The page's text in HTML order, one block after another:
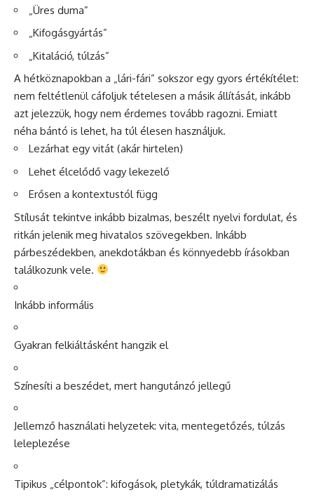
„Üres duma”
„Kifogásgyártás”
„Kitaláció, túlzás”
A hétköznapokban a „lári-fári” sokszor egy gyors értékítélet:
nem feltétlenül cáfoljuk tételesen a másik állítását, inkább
azt jelezzük, hogy nem érdemes tovább ragozni. Emiatt
néha bántó is lehet, ha túl élesen használjuk.
Lezárhat egy vitát (akár hirtelen)
Lehet élcelődő vagy lekezelő
Erősen a kontextustól függ
Stílusát tekintve inkább bizalmas, beszélt nyelvi fordulat, és
ritkán jelenik meg hivatalos szövegekben. Inkább
párbeszédekben, anekdotákban és könnyedebb írásokban
találkozunk vele.
Inkább informális
Gyakran felkiáltásként hangzik el
Színesíti a beszédet, mert hangutánzó jellegű
Jellemző használati helyzetek: vita, mentegetőzés, túlzás
leleplezése
Tipikus „célpontok”: kifogások, pletykák, túldramatizálás